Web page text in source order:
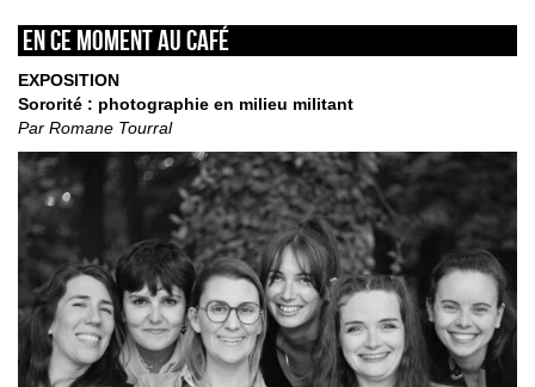
En ce moment au café
EXPOSITION
Sororité : photographie en milieu militant
Par Romane Tourral